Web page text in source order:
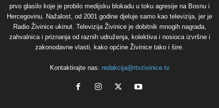
prvo glasilo koje je probilo medijsku blokadu u toku agresije na Bosnu i
Hercegovinu. Nažalost, od 2001 godine djeluje samo kao televizija, jer je
Radio Živinice ukinut. Televizija Živinice je dobitnik mnogih nagrada,
zahvalnica i priznanja od raznih udruženja, kolektiva i nosioca izvršne i
zakonodavne vlasti, kako općine Živinice tako i šire.
Kontaktirajte nas: redakcija@rtvzivinice.tv